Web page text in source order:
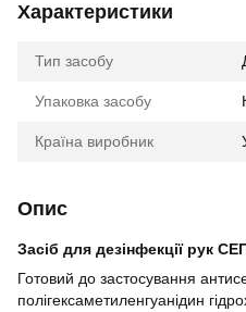
Характеристики
Тип засобу
Упаковка засобу
Країна виробник
Опис
Засіб для дезінфекції рук
Готовий до застосування
полігексаметиленгуанідин